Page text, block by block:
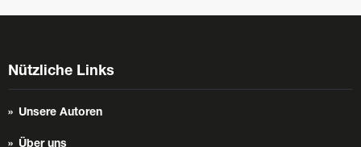
Nützliche Links
Unsere Autoren
Über uns